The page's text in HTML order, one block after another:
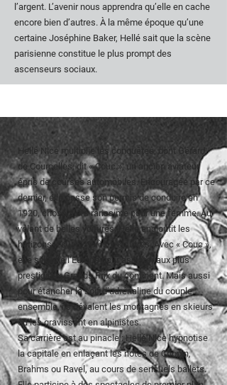
l’argent. L’avenir nous apprendra qu’elle en cache
encore bien d’autres. À la même époque qu’une
certaine Joséphine Baker, Hellé sait que la scène
parisienne constitue le plus prompt des
ascenseurs sociaux.
Hellé Nice multiplie les conquêtes, dont Gérard
de Courcelles, dit « Couc », un ancien aviateur
épris de courses automobiles. Encouragée par ce
dernier, elle passe son permis de conduire en
1920, chose alors rarissime pour une femme. Au
volant de belles voitures, Hellé engloutit les
horizons les uns après les autres. Avec « Couc »,
elle sillonne l’Europe pour assister aux plus
prestigieux Grands Prix du continent. Mais aussi
pour étancher la soif d’adrénaline du couple :
ensemble, ils dévalent les montagnes en skieurs
ou les gravissent en alpinistes.
Sa carrière est au pinacle : Hellé Nice hypnotise
la capitale en enlaçant les notes de Chopin,
Brahms ou Ravel, au cours de sensuels ballets.